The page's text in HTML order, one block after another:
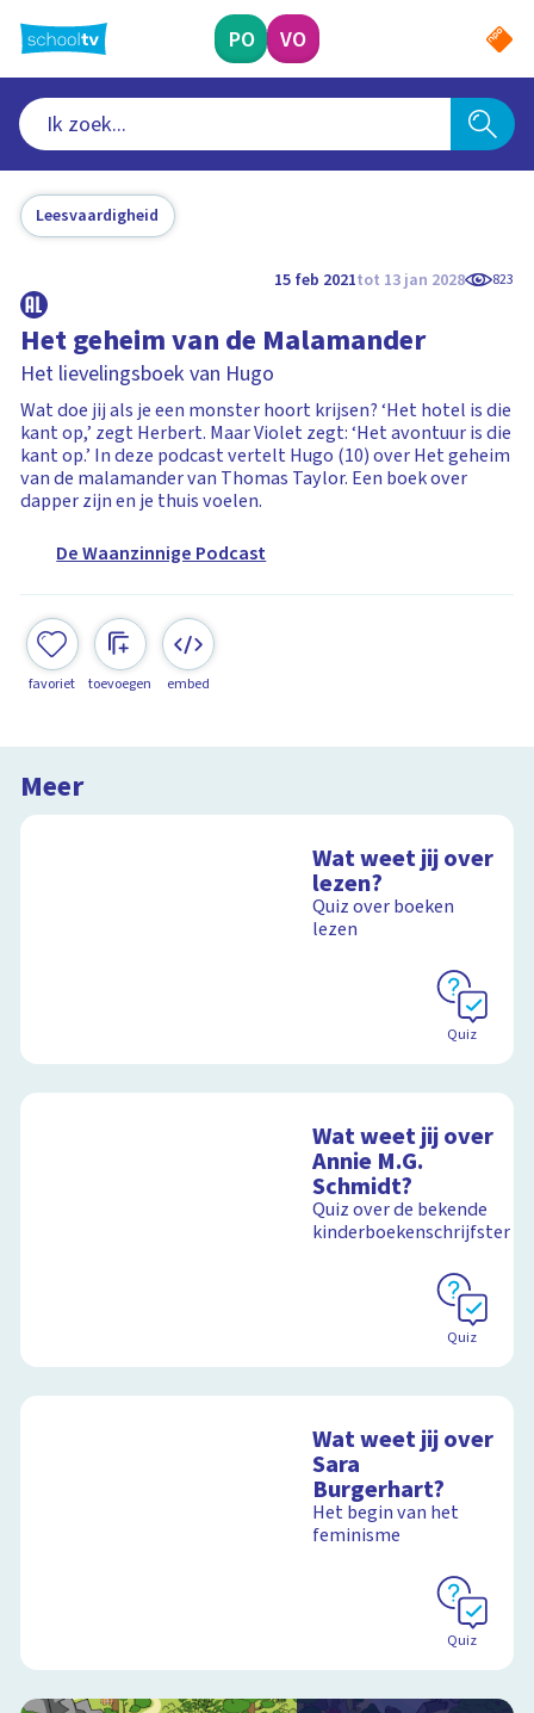
naar
hoofdinhoud
PO VO
Leesvaardigheid
15 feb 2021tot 13 jan 2028 823
Het geheim van de Malamander
Het lievelingsboek van Hugo
Wat doe jij als je een monster hoort krijsen? ‘Het hotel is die
kant op,’ zegt Herbert. Maar Violet zegt: ‘Het avontuur is die
kant op.’ In deze podcast vertelt Hugo (10) over Het geheim
van de malamander van Thomas Taylor. Een boek over
dapper zijn en je thuis voelen.
De Waanzinnige Podcast
favoriet toevoegen embed
Meer
Wat weet jij over
lezen?
Quiz over boeken
lezen
Quiz
Wat weet jij over
Annie M.G.
Schmidt?
Quiz over de bekende
kinderboekenschrijfster
Quiz
Wat weet jij over
Sara
Burgerhart?
Het begin van het
feminisme
Quiz